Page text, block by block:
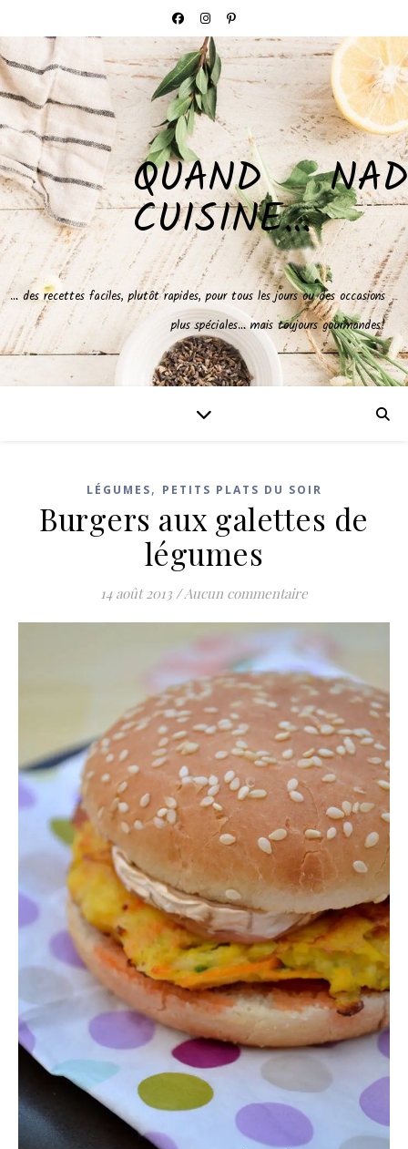
QUAND NAD
CUISINE…
… des recettes faciles, plutôt rapides, pour tous les jours ou des occasions
plus spéciales… mais toujours gourmandes!
LÉGUMES, PETITS PLATS DU SOIR
Burgers aux galettes de
légumes
14 août 2013 /Aucun commentaire